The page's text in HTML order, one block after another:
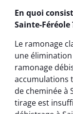
En quoi
Sainte-Féréole
Le ramonage
une
ramonage
accumulations
de cheminée à
tirage est